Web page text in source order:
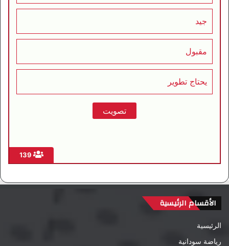
جيد
مقبول
يحتاج تطوير
الأقسام الرئيسية
الرئيسية
رياضة سودانية